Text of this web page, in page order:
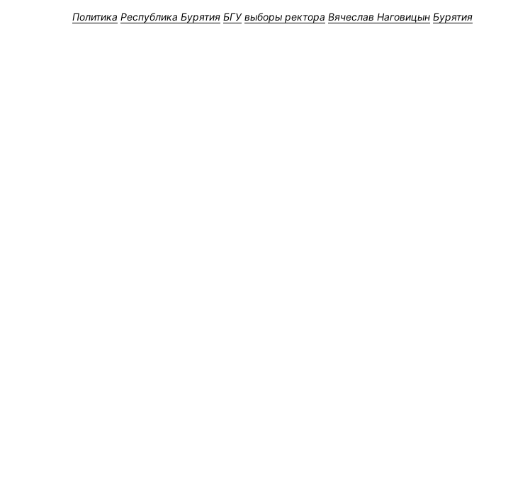
Политика Республика Бурятия БГУ выборы ректора Вячеслав Наговицын Бурятия